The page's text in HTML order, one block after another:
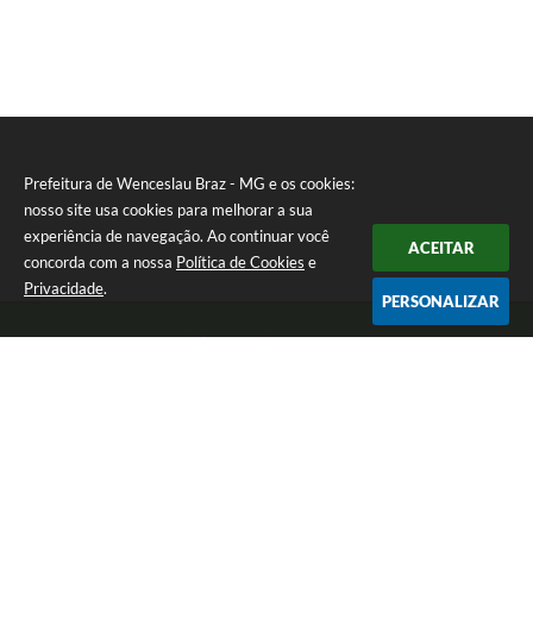
Prefeitura de Wenceslau Braz - MG e os cookies:
nosso site usa cookies para melhorar a sua
experiência de navegação. Ao continuar você
concorda com a nossa Política de Cookies e
Privacidade.
ACEITAR
PERSONALIZAR
Telefone: (35) 99971-1768